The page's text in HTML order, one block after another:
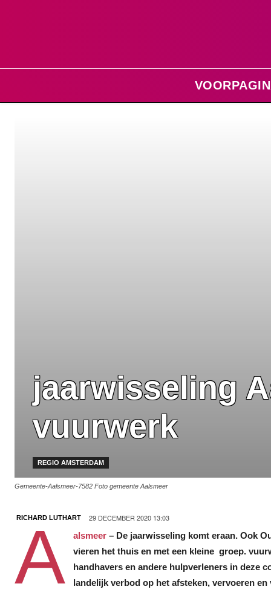
jaarwisseling
vuurwerk
REGIO AMSTERDAM
Gemeente-Aalsmeer-7582 Foto gemeente Aalsmeer
RICHARD LUTHART 29 DECEMBER 2020 13:03
A alsmeer– De jaarwisseling komt eraan. Ook
vieren het thuis en met een kleine groep.
handhavers en andere hulpverleners in deze
landelijk verbod op het afsteken, vervoeren